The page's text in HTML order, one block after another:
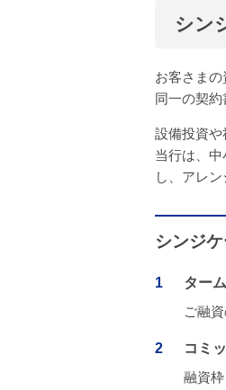
シン
お客さま
同一の契約
設備投資や
当行は、
し、アレ
シンジ
1
ター
ご融
2
コミ
融資